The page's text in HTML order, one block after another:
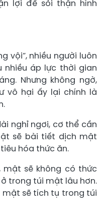
lợi để sỏi thận hình
vội”, nhiều người luôn
nhiều áp lực thời gian
Nhưng không ngờ,
vô hại ấy lại chính là
nghỉ ngơi, cơ thể cần
sẽ bài tiết dịch mật
hóa thức ăn.
mật sẽ không có thức
trong túi mật lâu hơn.
mật sẽ tích tụ trong túi